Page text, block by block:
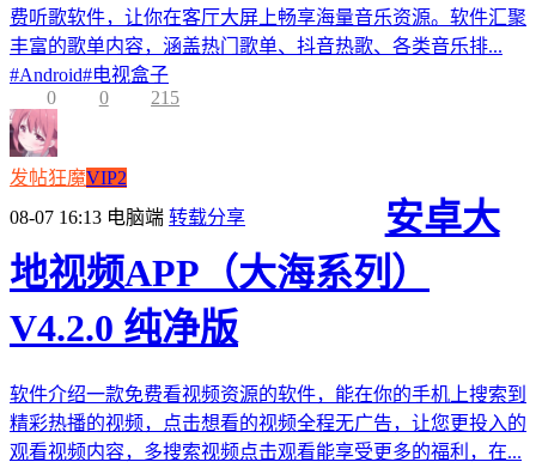
费听歌软件，让你在客厅大屏上畅享海量音乐资源。软件汇聚
丰富的歌单内容，涵盖热门歌单、抖音热歌、各类音乐排...
#Android#电视盒子
0
0 215
发帖狂魔VIP2
08-07 16:13 电脑端 转载分享
安卓大
地视频APP（大海系列）
V4.2.0 纯净版
软件介绍一款免费看视频资源的软件，能在你的手机上搜索到
精彩热播的视频，点击想看的视频全程无广告，让您更投入的
观看视频内容，多搜索视频点击观看能享受更多的福利，在...